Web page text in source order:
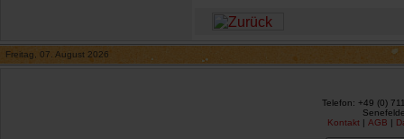
Freitag, 07. August 2026
Telefon: +49 (0)
Kontakt | AGB |